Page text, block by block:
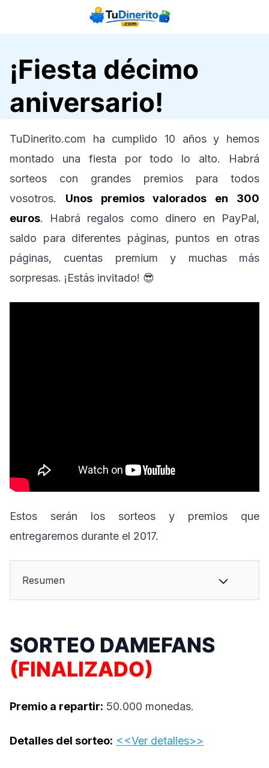
¡Fiesta décimo
aniversario!
TuDinerito.com ha cumplido 10 años y hemos
montado una fiesta por todo lo alto. Habrá
sorteos con grandes premios para todos
vosotros. Unos premios valorados en 300
euros. Habrá regalos como dinero en PayPal,
saldo para diferentes páginas, puntos en otras
páginas, cuentas premium y muchas más
sorpresas. ¡Estás invitado! 😎
Estos serán los sorteos y premios que
entregaremos durante el 2017.
Resumen
SORTEO DAMEFANS
(FINALIZADO)
Premio a repartir: 50.000 monedas.
Detalles del sorteo: <<Ver detalles>>